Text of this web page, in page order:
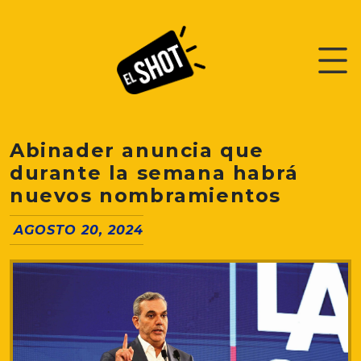
Abinader anuncia que
durante la semana habrá
nuevos nombramientos
AGOSTO 20, 2024